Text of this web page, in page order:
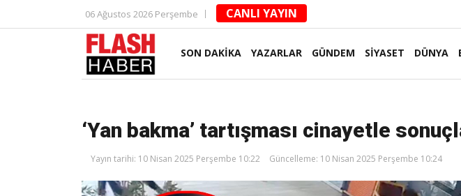
06 Ağustos 2026 Perşembe CANLI YAYIN
SON DAKİKA YAZARLAR GÜNDEM SİYASET DÜNYA
‘Yan bakma’ tartışması cinayetle
Yayın tarihi: 10 Nisan 2025 Perşembe 10:22 Güncelleme: 10 Nisan 2025 Perşembe 10:24